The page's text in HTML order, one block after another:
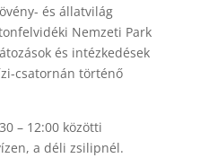
és állatvilág
Nemzeti Park
és intézkedések
csatornán történő
– 12:00 közötti
a déli zsilipnél.